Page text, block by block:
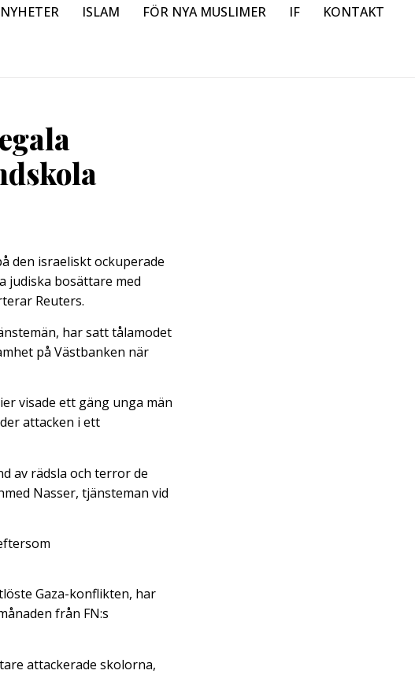
NYHETER ISLAM FÖR NYA MUSLIMER IF KONTAKT
den israeliskt ockuperade
judiska bosättare med
Reuters.
har satt tålamodet
på Västbanken när
visade ett gäng unga män
attacken i ett
av rädsla och terror de
Nasser, tjänsteman vid
Gaza-konflikten, har
från FN:s
attackerade skolorna,